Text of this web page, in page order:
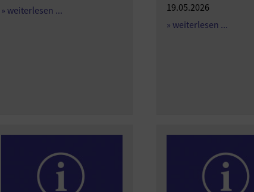
» weiterlesen ...
19.05.2026
» weiterlesen ...